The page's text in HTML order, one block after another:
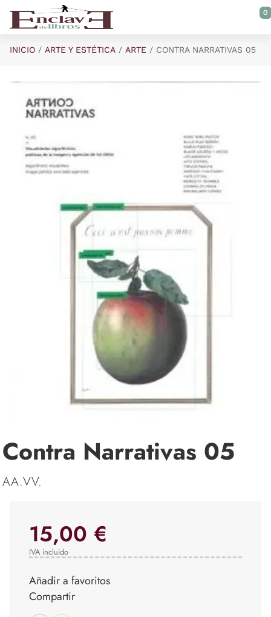
Saltar al contenido principal
0
INICIO ARTE Y ESTÉTICA ARTE CONTRA NARRATIVAS 05
Contra Narrativas 05
AA.VV.
15,00 €
IVA incluido
Añadir a favoritos
Compartir